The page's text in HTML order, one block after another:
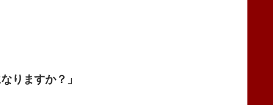
りますか？」